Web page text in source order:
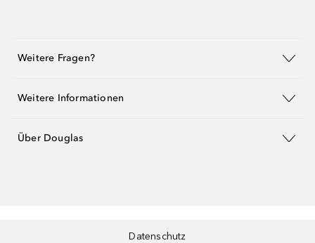
Weitere Fragen?
Weitere Informationen
Über Douglas
Datenschutz